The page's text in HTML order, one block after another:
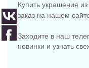
Купить украшения
заказ на нашем
Заходите в наш
новинки и узнать